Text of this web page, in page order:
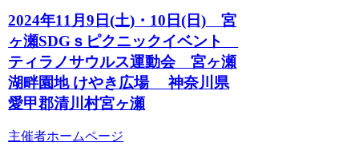
2024年11月9日(土)・10日(日) 宮
ヶ瀬SDGｓピクニックイベント
ティラノサウルス運動会 宮ヶ瀬
湖畔園地 けやき広場 神奈川県
愛甲郡清川村宮ヶ瀬
主催者ホームページ